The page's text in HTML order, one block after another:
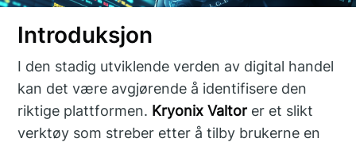
Introduksjon
I den stadig utviklende verden av digital handel
kan det være avgjørende å identifisere den
riktige plattformen. Kryonix Valtor er et slikt
verktøy som streber etter å tilby brukerne en